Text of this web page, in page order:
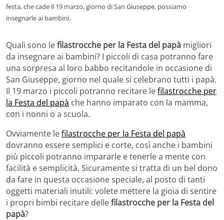
festa, che cade il 19 marzo, giorno di San Giuseppe, possiamo
insegnarle ai bambini.
Quali sono lefilastrocche per la Festa del papà migliori
da insegnare ai bambini? I piccoli di casa potranno fare
una sorpresa al loro babbo recitandole in occasione di
San Giuseppe, giorno nel quale si celebrano tutti i papà.
Il 19 marzo i piccoli potranno recitare lefilastrocche per
la Festa del papà che hanno imparato con la mamma,
con i nonni o a scuola.
Ovviamente lefilastrocche per la Festa del papà
dovranno essere semplici e corte, così anche i bambini
più piccoli potranno impararle e tenerle a mente con
facilità e semplicità. Sicuramente si tratta di un bel dono
da fare in questa occasione speciale, al posto di tanti
oggetti materiali inutili: volete mettere la gioia di sentire
i propri bimbi recitare dellefilastrocche per la Festa del
papà?